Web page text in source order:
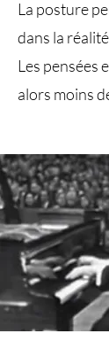
La posture
dans la
Les pensées
alors moins